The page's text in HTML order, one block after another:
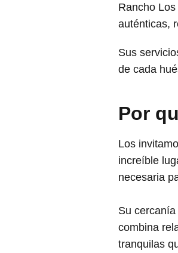
Rancho
auténticas,
Sus
de cada
Por
Los
increíble
necesaria
Su
combina
tranquilas